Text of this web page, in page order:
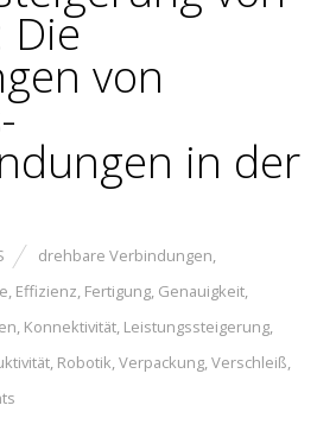
Die
von
in der
drehbare Verbindungen,
, Effizienz, Fertigung, Genauigkeit,
, Konnektivität, Leistungssteigerung,
, Robotik,Verpackung,Verschleiß,